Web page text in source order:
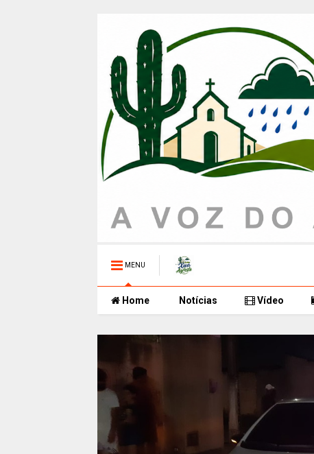
MENU
Home Notícias Vídeo